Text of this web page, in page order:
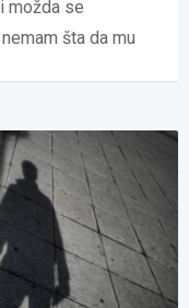
možda se
šta da mu